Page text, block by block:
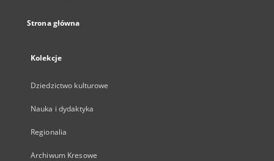
Strona główna
Kolekcje
Dziedzictwo kulturowe
Nauka i dydaktyka
Regionalia
Archiwum Kresowe